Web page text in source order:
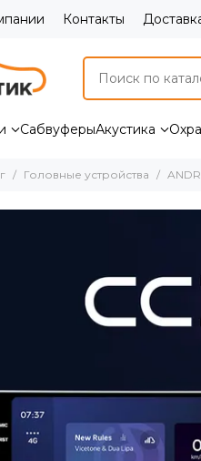
Контакты
СабвуферыАкустика
Головные устройства